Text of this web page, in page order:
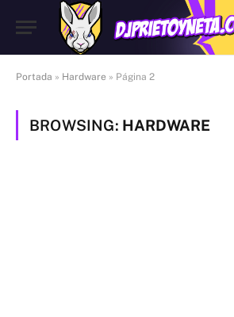
Portada » Hardware » Página 2
BROWSING: HARDWARE